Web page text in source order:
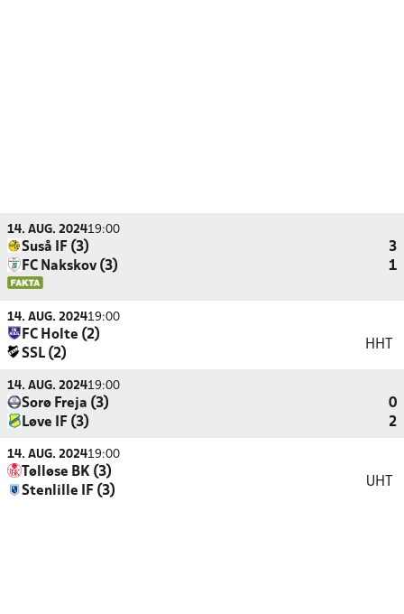
14. AUG. 202419:00
Suså IF (3)
3
FC Nakskov (3)
1
14. AUG. 202419:00
FC Holte (2)
SSL (2)
HHT
14. AUG. 202419:00
Sorø Freja (3)
0
Løve IF (3)
2
14. AUG. 202419:00
Tølløse BK (3)
Stenlille IF (3)
UHT